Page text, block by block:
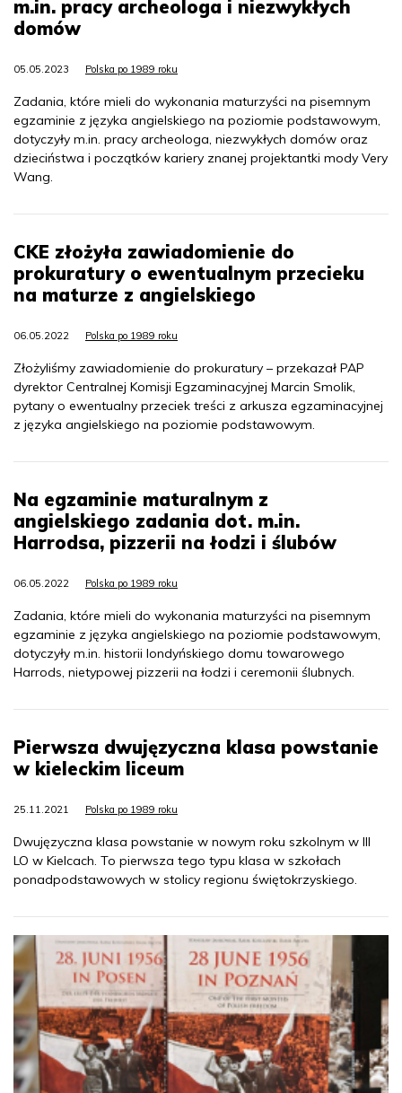
m.in. pracy archeologa i niezwykłych
domów
05.05.2023 Polska po 1989 roku
Zadania, które mieli do wykonania maturzyści na pisemnym
egzaminie z języka angielskiego na poziomie podstawowym,
dotyczyły m.in. pracy archeologa, niezwykłych domów oraz
dzieciństwa i początków kariery znanej projektantki mody Very
Wang.
CKE złożyła zawiadomienie do
prokuratury o ewentualnym przecieku
na maturze z angielskiego
06.05.2022 Polska po 1989 roku
Złożyliśmy zawiadomienie do prokuratury – przekazał PAP
dyrektor Centralnej Komisji Egzaminacyjnej Marcin Smolik,
pytany o ewentualny przeciek treści z arkusza egzaminacyjnej
z języka angielskiego na poziomie podstawowym.
Na egzaminie maturalnym z
angielskiego zadania dot. m.in.
Harrodsa, pizzerii na łodzi i ślubów
06.05.2022 Polska po 1989 roku
Zadania, które mieli do wykonania maturzyści na pisemnym
egzaminie z języka angielskiego na poziomie podstawowym,
dotyczyły m.in. historii londyńskiego domu towarowego
Harrods, nietypowej pizzerii na łodzi i ceremonii ślubnych.
Pierwsza dwujęzyczna klasa powstanie
w kieleckim liceum
25.11.2021 Polska po 1989 roku
Dwujęzyczna klasa powstanie w nowym roku szkolnym w III
LO w Kielcach. To pierwsza tego typu klasa w szkołach
ponadpodstawowych w stolicy regionu świętokrzyskiego.